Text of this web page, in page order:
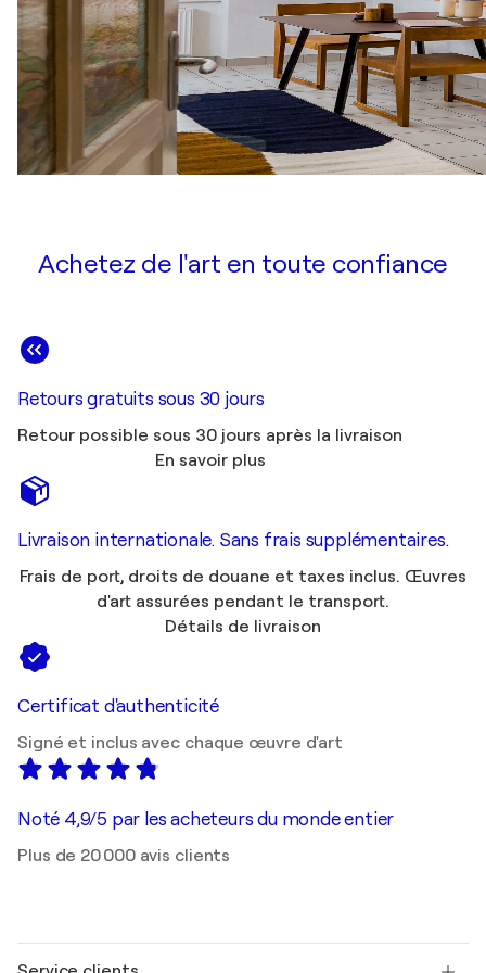
Achetez de l'art en toute confiance
Retours gratuits sous 30 jours
Retour possible sous 30 jours après la livraison
En savoir plus
Livraison internationale. Sans frais supplémentaires.
Frais de port, droits de douane et taxes inclus. Œuvres
d'art assurées pendant le transport.
Détails de livraison
Certificat d'authenticité
Signé et inclus avec chaque œuvre d'art
Noté 4,9/5 par les acheteurs du monde entier
Plus de 20 000 avis clients